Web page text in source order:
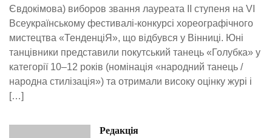
Євдокімова) виборов звання лауреата ІІ ступеня на VI
Всеукраїнському фестивалі-конкурсі хореографічного
мистецтва «ТенденціЯ», що відбувся у Вінниці. Юні
танцівники представили покутський танець «Голубка» у
категорії 10–12 років (номінація «народний танець /
народна стилізація») та отримали високу оцінку журі і
[…]
Редакція